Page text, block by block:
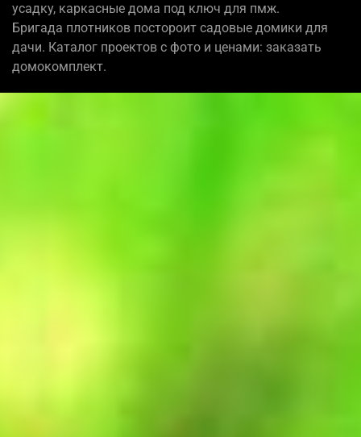
усадку, каркасные дома под ключ для пмж.
Бригада плотников постороит садовые домики для
дачи. Каталог проектов с фото и ценами: заказать
домокомплект.